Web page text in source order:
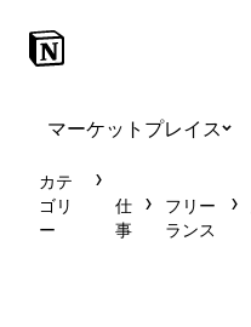
マーケットプレイス
カテ
ゴリ
ー
仕
事
フリー
ランス